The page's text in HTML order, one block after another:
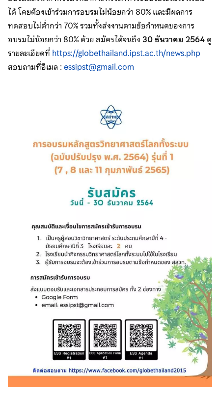
ได้ โดยต้องเข้าร่วมการอบรมไม่น้อยกว่า 80% และมีผลการ
ทดสอบไม่ต่ำกว่า 70% รวมทั้งส่งงานตามข้อกำหนดของการ
อบรมไม่น้อยกว่า 80% ด้วย สมัครได้จนถึง30 ธันวาคม 2564ดู
รายละเอียดที่ https://globethailand.ipst.ac.th/news.php
สอบถามที่อีเมล :essipst@gmail.com